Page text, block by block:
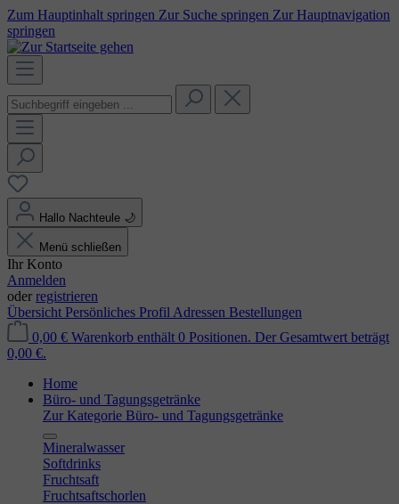
Zum Hauptinhalt springen Zur Suche springen Zur Hauptnavigation
springen
Hallo Nachteule 🌙
Menü schließen
Ihr Konto
Anmelden
oder registrieren
Übersicht Persönliches Profil Adressen Bestellungen
0,00 € Warenkorb enthält 0 Positionen. Der Gesamtwert beträgt
0,00 €.
Home
Büro- und Tagungsgetränke
Zur Kategorie Büro- und Tagungsgetränke
Mineralwasser
Softdrinks
Fruchtsaft
Fruchtsaftschorlen